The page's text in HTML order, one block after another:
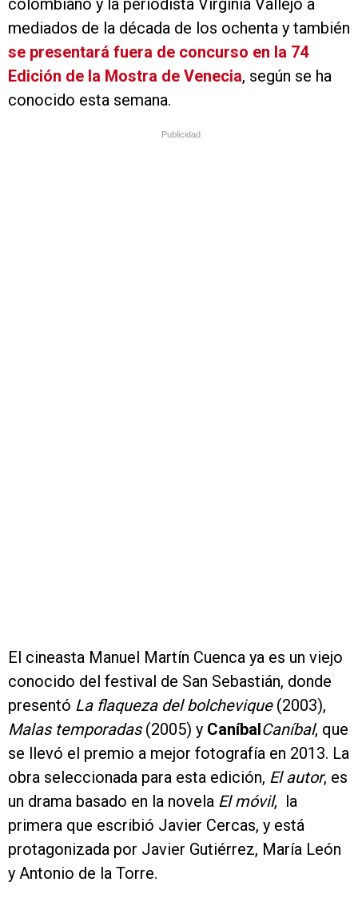
colombiano y la periodista Virginia Vallejo a
mediados de la década de los ochenta y también
se presentará fuera de concurso en la 74
Edición de la Mostra de Venecia, según se ha
conocido esta semana.
Publicidad
El cineasta Manuel Martín Cuenca ya es un viejo
conocido del festival de San Sebastián, donde
presentó La flaqueza del bolchevique (2003),
Malas temporadas(2005) y CaníbalCaníbal, que
se llevó el premio a mejor fotografía en 2013. La
obra seleccionada para esta edición, El autor, es
un drama basado en la novela El móvil, la
primera que escribió Javier Cercas, y está
protagonizada por Javier Gutiérrez, María León
y Antonio de la Torre.